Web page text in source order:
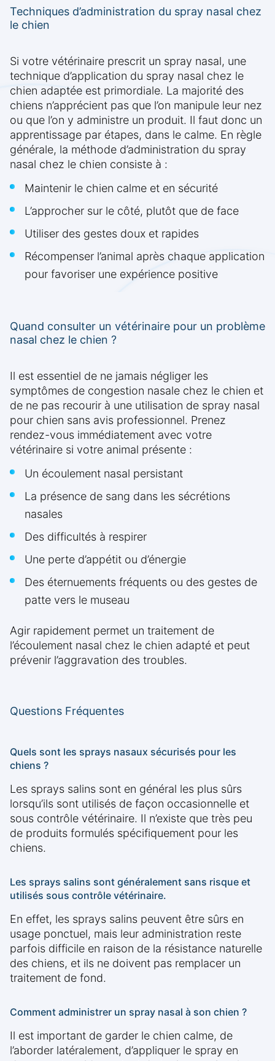
Techniques d’administration du spray nasal chez
le chien
Si votre vétérinaire prescrit un spray nasal, une
technique d’application du spray nasal chez le
chien adaptée est primordiale. La majorité des
chiens n’apprécient pas que l’on manipule leur nez
ou que l’on y administre un produit. Il faut donc un
apprentissage par étapes, dans le calme. En règle
générale, la méthode d’administration du spray
nasal chez le chien consiste à :
Maintenir le chien calme et en sécurité
L’approcher sur le côté, plutôt que de face
Utiliser des gestes doux et rapides
Récompenser l’animal après chaque application
pour favoriser une expérience positive
Quand consulter un vétérinaire pour un problème
nasal chez le chien ?
Il est essentiel de ne jamais négliger les
symptômes de congestion nasale chez le chien et
de ne pas recourir à une utilisation de spray nasal
pour chien sans avis professionnel. Prenez
rendez-vous immédiatement avec votre
vétérinaire si votre animal présente :
Un écoulement nasal persistant
La présence de sang dans les sécrétions
nasales
Des difficultés à respirer
Une perte d’appétit ou d’énergie
Des éternuements fréquents ou des gestes de
patte vers le museau
Agir rapidement permet un traitement de
l’écoulement nasal chez le chien adapté et peut
prévenir l’aggravation des troubles.
Questions Fréquentes
Quels sont les sprays nasaux sécurisés pour les
chiens ?
Les sprays salins sont en général les plus sûrs
lorsqu’ils sont utilisés de façon occasionnelle et
sous contrôle vétérinaire. Il n’existe que très peu
de produits formulés spécifiquement pour les
chiens.
Les sprays salins sont généralement sans risque et
utilisés sous contrôle vétérinaire.
En effet, les sprays salins peuvent être sûrs en
usage ponctuel, mais leur administration reste
parfois difficile en raison de la résistance naturelle
des chiens, et ils ne doivent pas remplacer un
traitement de fond.
Comment administrer un spray nasal à son chien ?
Il est important de garder le chien calme, de
l’aborder latéralement, d’appliquer le spray en